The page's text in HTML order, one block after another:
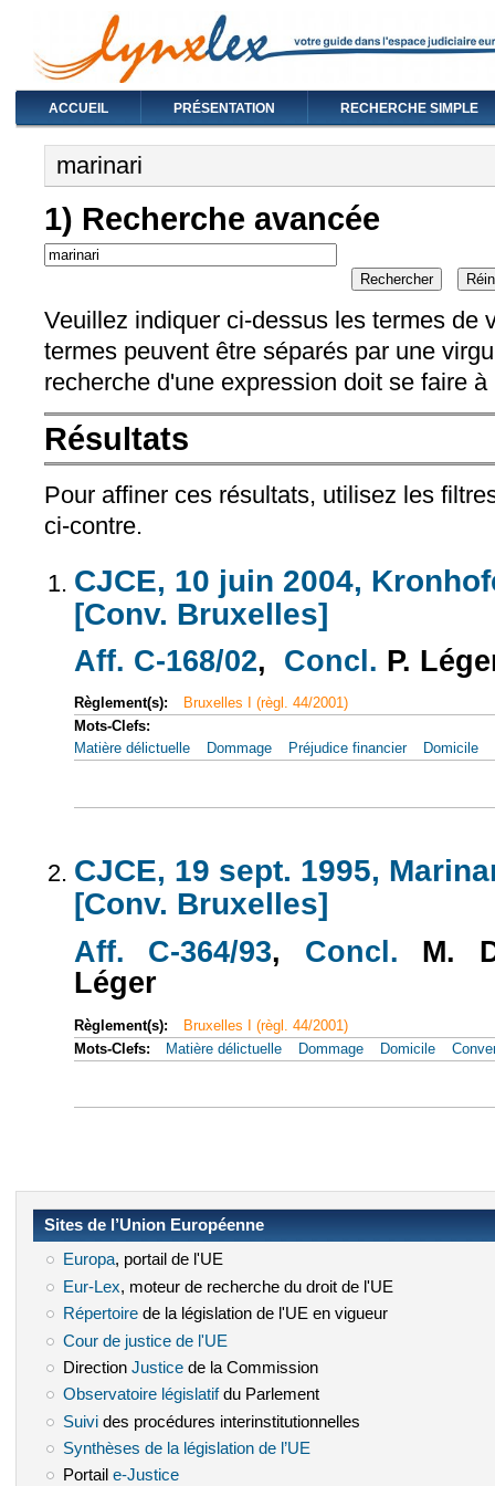
ACCUEIL PRÉSENTATION RECHERCHE SIMPLE
Vous êtes ici
marinari
1) Recherche avancée
Veuillez indiquer ci-dessus les termes de
termes peuvent être séparés par une
recherche d'une expression doit se faire
Résultats
Pour affiner ces résultats, utilisez les
ci-contre.
CJCE, 10 juin 2004,
[Conv. Bruxelles]
Aff. C-168/02 (le lien est externe)
, Concl. (le lien est
P.
Règlement(s):
Bruxelles I (règl. 44/2001)
Mots-Clefs:
Matière délictuelle
Dommage Préjudice financier Domicile
CJCE, 19 sept. 1995,
[Conv. Bruxelles]
Aff. C-364/93 (le lien est externe)
, Concl. (le lien
M.
Léger
Règlement(s):
Bruxelles I (règl. 44/2001)
Mots-Clefs:
Matière délictuelle Dommage Domicile
Sites de l’Union Européenne
Europa(le lien est externe)
, portail de l'UE
Eur-Lex (le lien est externe)
, moteur de recherche du droit de l'UE
Répertoire(le lien est externe)
de la législation de l'UE en vigueur
Cour de justice de l'UE
Direction Justice(le lien est externe)
de la Commission
Observatoire législatif(le lien est externe)
du Parlement
Suivi(le lien est externe)
des procédures interinstitutionnelles
Synthèses de la législation de l’UE
Portail e-Justice(le lien est externe)